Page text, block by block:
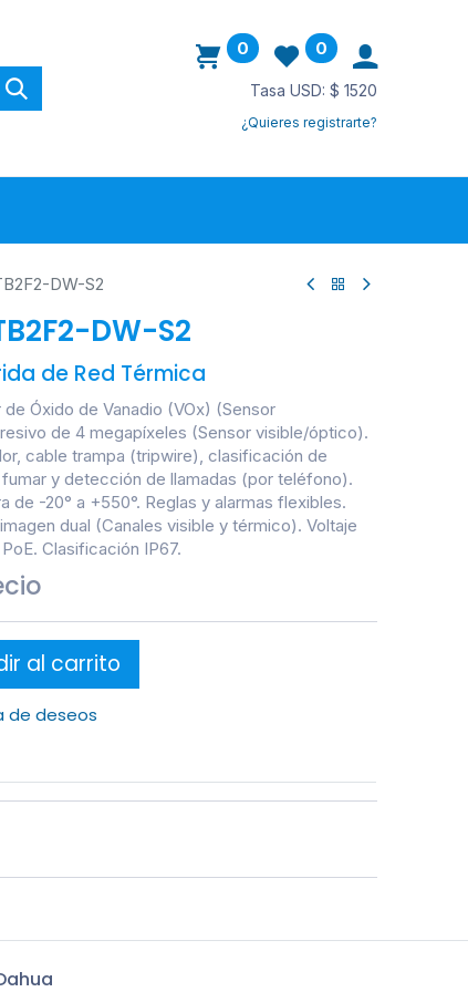
0 0
Tasa USD: $ 1520
¿Quieres registrarte?
DW-S2
DW-S2
de Red Térmica
Óxido de Vanadio (VOx) (Sensor
de 4 megapíxeles (Sensor visible/óptico).
cable trampa (tripwire), clasificación de
y detección de llamadas (por teléfono).
de -20° a +550°. Reglas y alarmas flexibles.
dual (Canales visible y térmico). Voltaje
Clasificación IP67.
al carrito
de deseos